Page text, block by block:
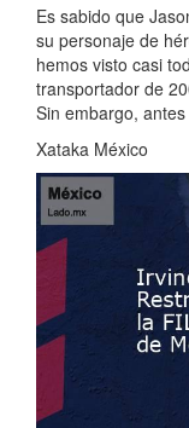
Es sabido que
su personaje de
hemos visto casi
transportador de
Sin embargo,
Xataka México